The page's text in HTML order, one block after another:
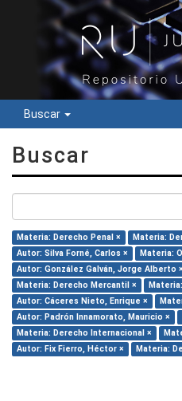
Buscar
Buscar
Materia: Derecho Penal ×
Materia:
Autor: Silva Forné, Carlos ×
Materia:
Autor: González Galván, Jorge Alberto ×
Materia: Derecho Mercantil ×
Autor: Cáceres Nieto, Enrique ×
Autor: Padrón Innamorato, Mauricio ×
Materia: Derecho Internacional ×
Autor: Fix Fierro, Héctor ×
Materia: